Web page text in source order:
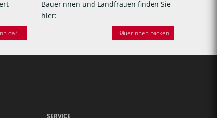
da?...
Bäuerinnen und Landfrauen finden Sie
hier:
Bäuerinnen backen
SERVICE